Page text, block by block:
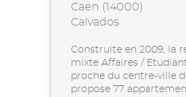
Caen (14000)
Calvados
Construite en 2009, la
mixte Affaires /
proche du centre-ville
propose 77